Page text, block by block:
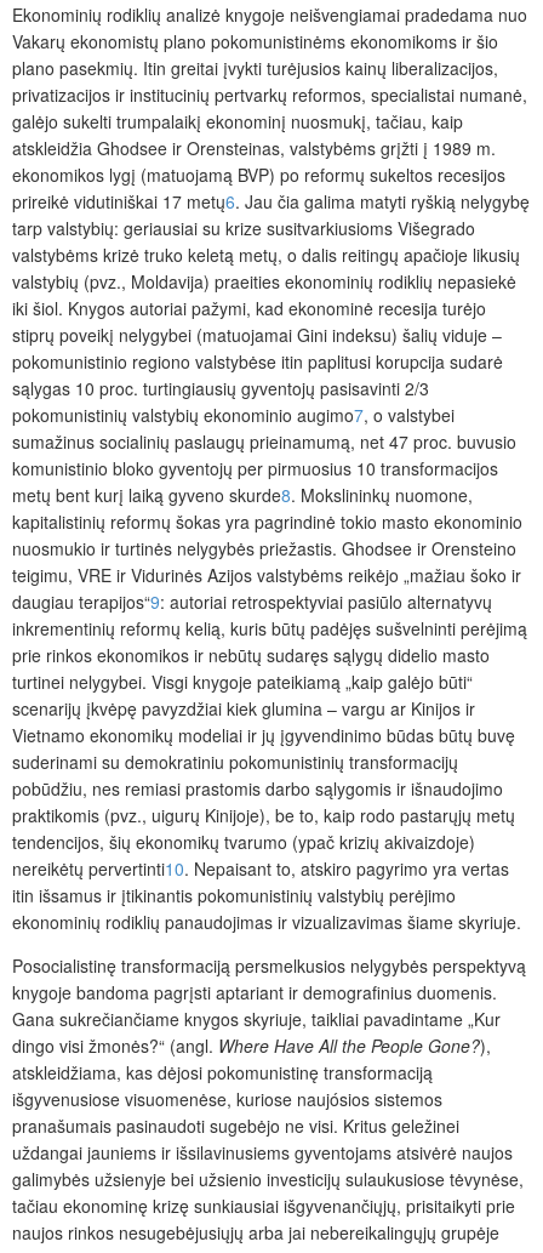
Ekonominių rodiklių analizė knygoje neišvengiamai pradedama nuo
Vakarų ekonomistų plano pokomunistinėms ekonomikoms ir šio
plano pasekmių. Itin greitai įvykti turėjusios kainų liberalizacijos,
privatizacijos ir institucinių pertvarkų reformos, specialistai numanė,
galėjo sukelti trumpalaikį ekonominį nuosmukį, tačiau, kaip
atskleidžia Ghodsee ir Orensteinas, valstybėms grįžti į 1989 m.
ekonomikos lygį (matuojamą BVP) po reformų sukeltos recesijos
prireikė vidutiniškai 17 metų6. Jau čia galima matyti ryškią nelygybę
tarp valstybių: geriausiai su krize susitvarkiusioms Višegrado
valstybėms krizė truko keletą metų, o dalis reitingų apačioje likusių
valstybių (pvz., Moldavija) praeities ekonominių rodiklių nepasiekė
iki šiol. Knygos autoriai pažymi, kad ekonominė recesija turėjo
stiprų poveikį nelygybei (matuojamai Gini indeksu) šalių viduje –
pokomunistinio regiono valstybėse itin paplitusi korupcija sudarė
sąlygas 10 proc. turtingiausių gyventojų pasisavinti 2/3
pokomunistinių valstybių ekonominio augimo7, o valstybei
sumažinus socialinių paslaugų prieinamumą, net 47 proc. buvusio
komunistinio bloko gyventojų per pirmuosius 10 transformacijos
metų bent kurį laiką gyveno skurde8. Mokslininkų nuomone,
kapitalistinių reformų šokas yra pagrindinė tokio masto ekonominio
nuosmukio ir turtinės nelygybės priežastis. Ghodsee ir Orensteino
teigimu, VRE ir Vidurinės Azijos valstybėms reikėjo „mažiau šoko ir
daugiau terapijos“9: autoriai retrospektyviai pasiūlo alternatyvų
inkrementinių reformų kelią, kuris būtų padėjęs sušvelninti perėjimą
prie rinkos ekonomikos ir nebūtų sudaręs sąlygų didelio masto
turtinei nelygybei. Visgi knygoje pateikiamą „kaip galėjo būti“
scenarijų įkvėpę pavyzdžiai kiek glumina – vargu ar Kinijos ir
Vietnamo ekonomikų modeliai ir jų įgyvendinimo būdas būtų buvę
suderinami su demokratiniu pokomunistinių transformacijų
pobūdžiu, nes remiasi prastomis darbo sąlygomis ir išnaudojimo
praktikomis (pvz., uigurų Kinijoje), be to, kaip rodo pastarųjų metų
tendencijos, šių ekonomikų tvarumo (ypač krizių akivaizdoje)
nereikėtų pervertinti10. Nepaisant to, atskiro pagyrimo yra vertas
itin išsamus ir įtikinantis pokomunistinių valstybių perėjimo
ekonominių rodiklių panaudojimas ir vizualizavimas šiame skyriuje.
Posocialistinę transformaciją persmelkusios nelygybės perspektyvą
knygoje bandoma pagrįsti aptariant ir demografinius duomenis.
Gana sukrečiančiame knygos skyriuje, taikliai pavadintame „Kur
dingo visi žmonės?“ (angl. Where Have All the People Gone?),
atskleidžiama, kas dėjosi pokomunistinę transformaciją
išgyvenusiose visuomenėse, kuriose naujósios sistemos
pranašumais pasinaudoti sugebėjo ne visi. Kritus geležinei
uždangai jauniems ir išsilavinusiems gyventojams atsivėrė naujos
galimybės užsienyje bei užsienio investicijų sulaukusiose tėvynėse,
tačiau ekonominę krizę sunkiausiai išgyvenančiųjų, prisitaikyti prie
naujos rinkos nesugebėjusiųjų arba jai nebereikalingųjų grupėje